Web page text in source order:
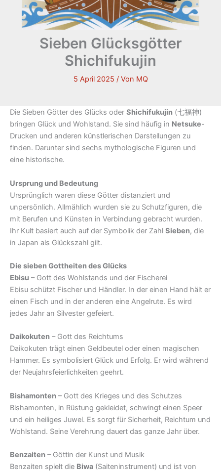
Sieben Glücksgötter
Shichifukujin
5 April 2025 / Von MQ
Die Sieben Götter des Glücks oder Shichifukujin (七福神)
bringen Glück und Wohlstand. Sie sind häufig in Netsuke-
Drucken und anderen künstlerischen Darstellungen zu
finden. Darunter sind sechs mythologische Figuren und
eine historische.
Ursprung und Bedeutung
Ursprünglich waren diese Götter distanziert und
unpersönlich. Allmählich wurden sie zu Schutzfiguren, die
mit Berufen und Künsten in Verbindung gebracht wurden.
Ihr Kult basiert auch auf der Symbolik der Zahl Sieben, die
in Japan als Glückszahl gilt.
Die sieben Gottheiten des Glücks
Ebisu – Gott des Wohlstands und der Fischerei
Ebisu schützt Fischer und Händler. In der einen Hand hält er
einen Fisch und in der anderen eine Angelrute. Es wird
jedes Jahr an Silvester gefeiert.
Daikokuten – Gott des Reichtums
Daikokuten trägt einen Geldbeutel oder einen magischen
Hammer. Es symbolisiert Glück und Erfolg. Er wird während
der Neujahrsfeierlichkeiten geehrt.
Bishamonten – Gott des Krieges und des Schutzes
Bishamonten, in Rüstung gekleidet, schwingt einen Speer
und ein heiliges Juwel. Es sorgt für Sicherheit, Reichtum und
Wohlstand. Seine Verehrung dauert das ganze Jahr über.
Benzaiten – Göttin der Kunst und Musik
Benzaiten spielt die Biwa (Saiteninstrument) und ist von